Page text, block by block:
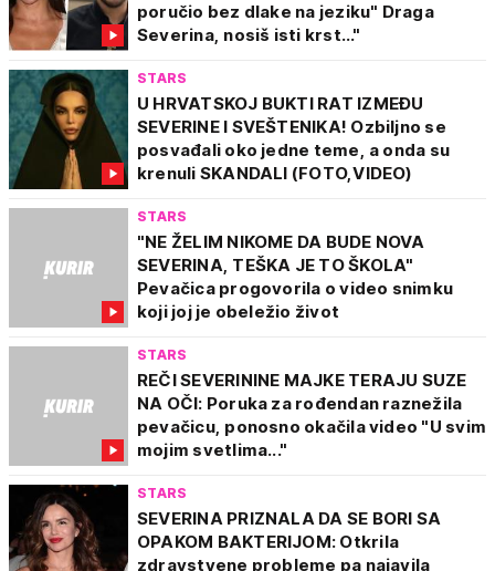
poručio bez dlake na jeziku" Draga
Severina, nosiš isti krst..."
STARS
U HRVATSKOJ BUKTI RAT IZMEĐU
SEVERINE I SVEŠTENIKA! Ozbiljno se
posvađali oko jedne teme, a onda su
krenuli SKANDALI (FOTO,VIDEO)
STARS
"NE ŽELIM NIKOME DA BUDE NOVA
SEVERINA, TEŠKA JE TO ŠKOLA"
Pevačica progovorila o video snimku
koji joj je obeležio život
STARS
REČI SEVERININE MAJKE TERAJU SUZE
NA OČI: Poruka za rođendan raznežila
pevačicu, ponosno okačila video "U svim
mojim svetlima..."
STARS
SEVERINA PRIZNALA DA SE BORI SA
OPAKOM BAKTERIJOM: Otkrila
zdravstvene probleme pa najavila